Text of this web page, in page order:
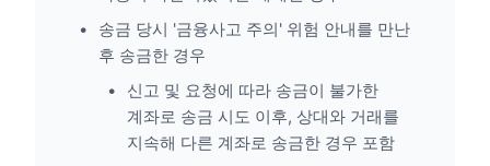
송금 당시 '금융사고 주의' 위험 안내를 만난
후 송금한 경우
신고 및 요청에 따라 송금이 불가한
계좌로 송금 시도 이후, 상대와 거래를
지속해 다른 계좌로 송금한 경우 포함